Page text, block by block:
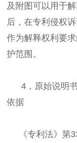
及附图可以用于
后，在专利侵权
作为解释权利要
护范围。
4，原始说明书
依据
《专利法》第